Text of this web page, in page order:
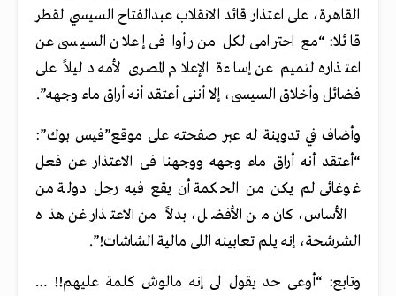
القاهرة، على اعتذار قائد الانقلاب عبدالفتاح السيسي لقطر
قائلا: “مع احترامى لكل من رأوا فى إعلان السيسى عن
اعتذاره لتميم عن إساءة الإعلام المصرى لأمه دليلاً على
فضائل وأخلاق السيسى، إلا أننى أعتقد أنه أراق ماء وجهه”.
وأضاف في تدوينة له عبر صفحته على موقع”فيس بوك”:
“أعتقد أنه أراق ماء وجهه ووجهنا فى الاعتذار عن فعل
غوغائى لم يكن من الحكمة أن يقع فيه رجل دولة من
الأساس، كان من الأفضل، بدلاً من الاعتذار غن هذه
الشرشحة، إنه يلم تعابينه اللى مالية الشاشات!”.
وتابع: “أوعى حد يقول لى إنه مالوش كلمة عليهم!! …